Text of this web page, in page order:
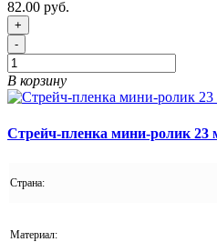
82.00 руб.
+
-
В корзину
Стрейч-пленка мини-ролик
Страна:
Материал: